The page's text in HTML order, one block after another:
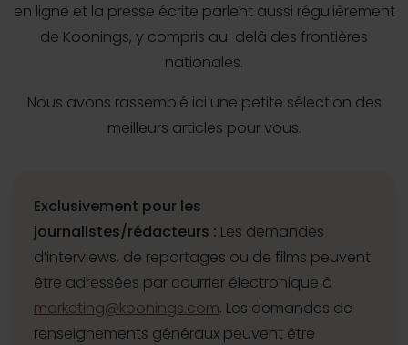
en ligne et la presse écrite parlent aussi régulièrement
de Koonings, y compris au-delà des frontières
nationales.
Nous avons rassemblé ici une petite sélection des
meilleurs articles pour vous.
Exclusivement pour les
journalistes/rédacteurs : Les demandes
d’interviews, de reportages ou de films peuvent
être adressées par courrier électronique à
marketing@koonings.com. Les demandes de
renseignements généraux peuvent être